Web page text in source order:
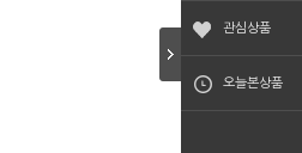
관심상품
오늘본상품